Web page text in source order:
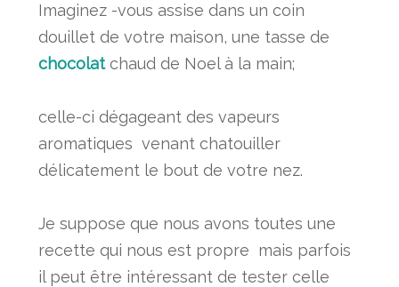
Imaginez -vous assise dans un coin
douillet de votre maison, une tasse de
chocolat chaud de Noel à la main;
celle-ci dégageant des vapeurs
aromatiques venant chatouiller
délicatement le bout de votre nez.
Je suppose que nous avons toutes une
recette qui nous est propre mais parfois
il peut être intéressant de tester celle